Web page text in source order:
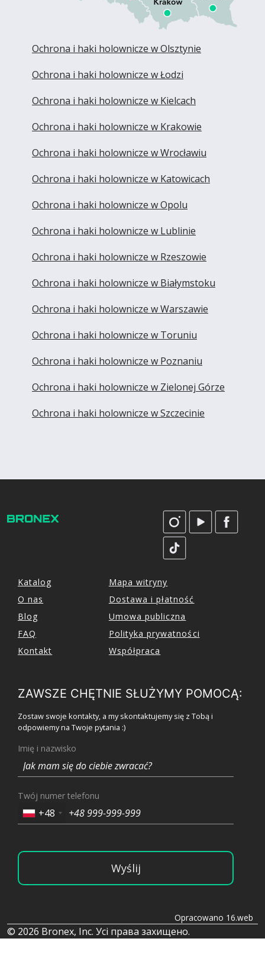
Ochrona i haki holownicze w Olsztynie
Ochrona i haki holownicze w Łodzi
Ochrona i haki holownicze w Kielcach
Ochrona i haki holownicze w Krakowie
Ochrona i haki holownicze w Wrocławiu
Ochrona i haki holownicze w Katowicach
Ochrona i haki holownicze w Opolu
Ochrona i haki holownicze w Lublinie
Ochrona i haki holownicze w Rzeszowie
Ochrona i haki holownicze w Białymstoku
Ochrona i haki holownicze w Warszawie
Ochrona i haki holownicze w Toruniu
Ochrona i haki holownicze w Poznaniu
Ochrona i haki holownicze w Zielonej Górze
Ochrona i haki holownicze w Szczecinie
Katalog
O nas
Blog
FAQ
Kontakt
Mapa witryny
Dostawa i płatność
Umowa publiczna
Polityka prywatności
Współpraca
ZAWSZE CHĘTNIE SŁUŻYMY POMOCĄ:
Zostaw swoje kontakty, a my skontaktujemy się z Tobą i
odpowiemy na Twoje pytania :)
Imię i nazwisko
Twój numer telefonu
+48
Wyślij
Opracowano 16.web
© 2026 Bronex, Inc. Усі права захищено.